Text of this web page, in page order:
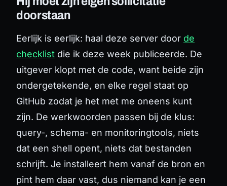
doorstaan
Eerlijk is eerlijk: haal deze server door de
checklist die ik deze week publiceerde. De
uitgever klopt met de code, want beide zijn
ondergetekende, en elke regel staat op
GitHub zodat je het met me oneens kunt
zijn. De werkwoorden passen bij de klus:
query-, schema- en monitoringtools, niets
dat een shell opent, niets dat bestanden
schrijft. Je installeert hem vanaf de bron en
pint hem daar vast, dus niemand kan je een